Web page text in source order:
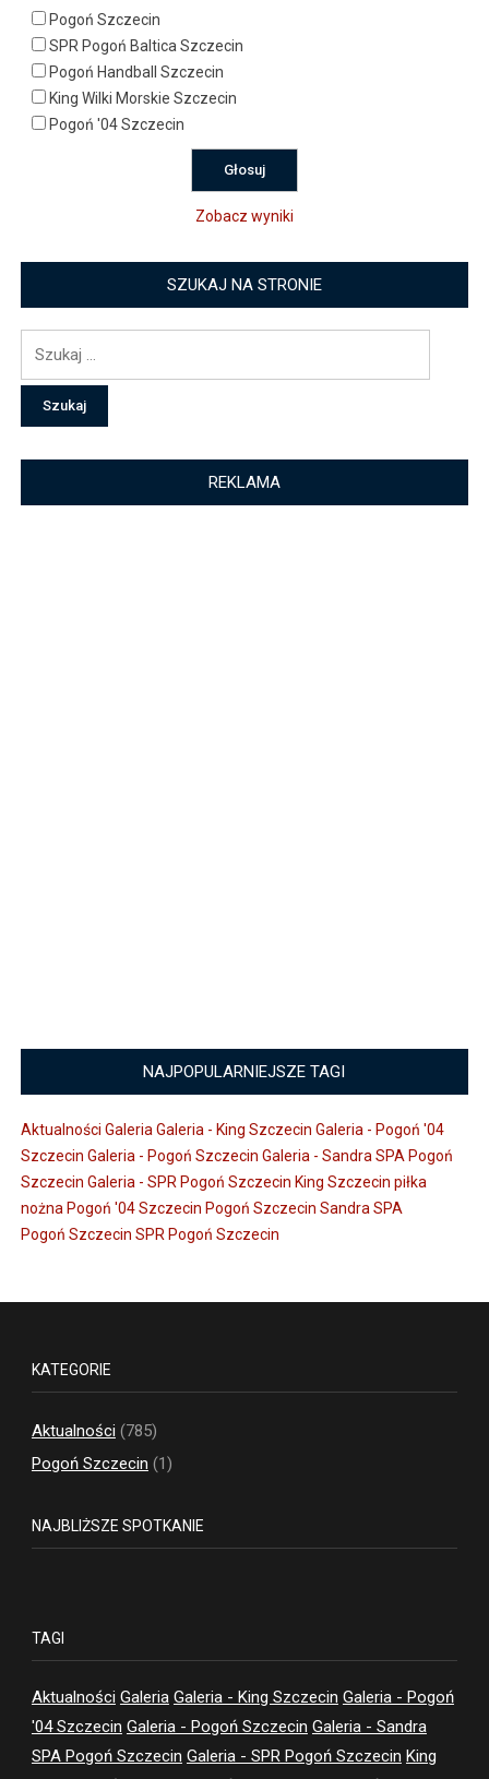
Pogoń Szczecin
SPR Pogoń Baltica Szczecin
Pogoń Handball Szczecin
King Wilki Morskie Szczecin
Pogoń '04 Szczecin
Zobacz wyniki
SZUKAJ NA STRONIE
REKLAMA
NAJPOPULARNIEJSZE TAGI
Aktualności Galeria Galeria - King Szczecin Galeria - Pogoń '04
Szczecin Galeria - Pogoń Szczecin Galeria - Sandra SPA Pogoń
Szczecin Galeria - SPR Pogoń Szczecin King Szczecin piłka
nożna Pogoń '04 Szczecin Pogoń Szczecin Sandra SPA
Pogoń Szczecin SPR Pogoń Szczecin
KATEGORIE
Aktualności (785)
Pogoń Szczecin (1)
NAJBLIŻSZE SPOTKANIE
TAGI
Aktualności Galeria Galeria - King Szczecin Galeria - Pogoń
'04 Szczecin Galeria - Pogoń Szczecin Galeria - Sandra
SPA Pogoń Szczecin Galeria - SPR Pogoń Szczecin King